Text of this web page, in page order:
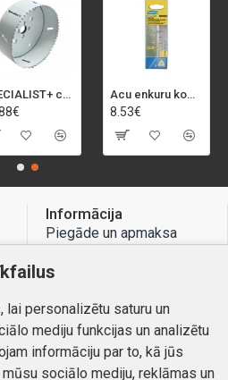
SPECIALIST+ caurumu zāģis BI-METAL, 98 mm Acu enkuru komplekts, 3-13 mm, Rapid, 12 gab.
8.53€
Informācija
Piegāde un apmaksa
Atteikuma tiesības
Kontakti
personalizētu saturu un
mediju funkcijas un analizētu
informāciju par to, kā jūs
sociālo mediju, reklāmas un